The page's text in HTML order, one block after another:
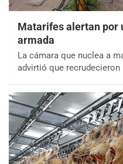
Matarifes alertan por
armada
La cámara que nuclea a
advirtió que